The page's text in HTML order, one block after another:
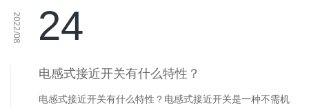
2022/08 24
电感式接近开关有什么特性？
电感式接近开关有什么特性？电感式接近开关是一种不需机